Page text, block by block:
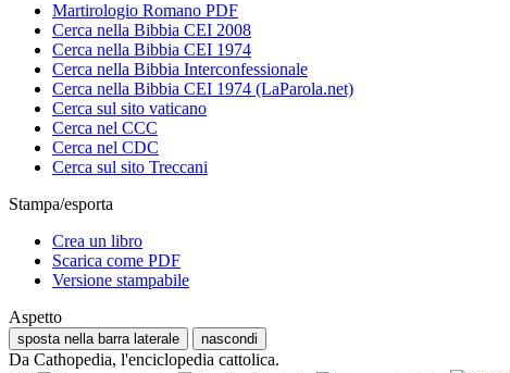
Martirologio Romano PDF
Cerca nella Bibbia CEI 2008
Cerca nella Bibbia CEI 1974
Cerca nella Bibbia Interconfessionale
Cerca nella Bibbia CEI 1974 (LaParola.net)
Cerca sul sito vaticano
Cerca nel CCC
Cerca nel CDC
Cerca sul sito Treccani
Stampa/esporta
Crea un libro
Scarica come PDF
Versione stampabile
Aspetto
sposta nella barra laterale nascondi
Da Cathopedia, l'enciclopedia cattolica.